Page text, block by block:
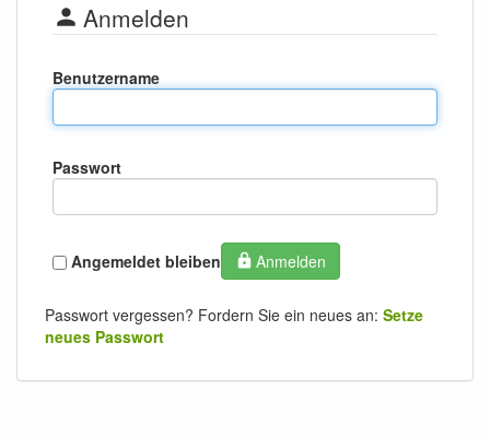
Anmelden
Benutzername
Passwort
Angemeldet bleiben Anmelden
Passwort vergessen? Fordern Sie ein neues an: Setze
neues Passwort